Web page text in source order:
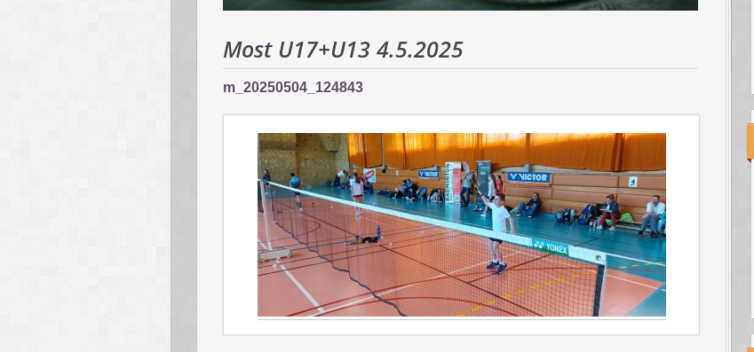
Most U17+U13 4.5.2025
m_20250504_124843